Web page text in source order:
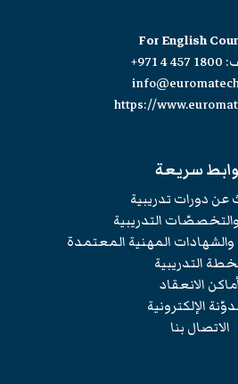
For English
+971 4 457 1800
https://
سريعة
عن دورات تدريبية
التدريبية
والشهادات المهنية المعتمدة
التدريبية
الانعقاد
الإلكترونية
الاتصال بنا